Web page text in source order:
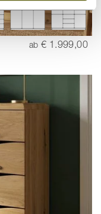
ab € 1.999,00